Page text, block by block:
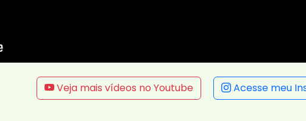
Veja mais vídeos no Youtube Acesse meu